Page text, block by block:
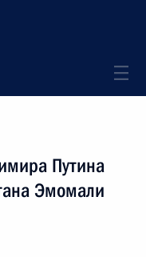
Путина
Эмомали